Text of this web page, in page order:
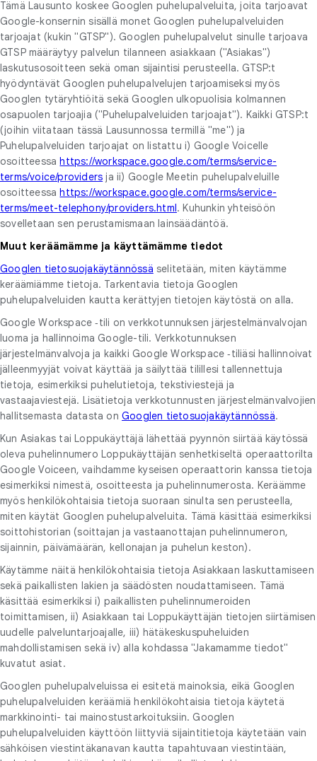
Tämä Lausunto koskee Googlen puhelupalveluita, joita tarjoavat
Google-konsernin sisällä monet Googlen puhelupalveluiden
tarjoajat (kukin "GTSP"). Googlen puhelupalvelut sinulle tarjoava
GTSP määräytyy palvelun tilanneen asiakkaan ("Asiakas")
laskutusosoitteen sekä oman sijaintisi perusteella. GTSP:t
hyödyntävät Googlen puhelupalvelujen tarjoamiseksi myös
Googlen tytäryhtiöitä sekä Googlen ulkopuolisia kolmannen
osapuolen tarjoajia ("Puhelupalveluiden tarjoajat"). Kaikki GTSP:t
(joihin viitataan tässä Lausunnossa termillä "me") ja
Puhelupalveluiden tarjoajat on listattu i) Google Voicelle
osoitteessahttps://workspace.google.com/terms/service-
terms/voice/providers ja ii) Google Meetin puhelupalveluille
osoitteessahttps://workspace.google.com/terms/service-
terms/meet-telephony/providers.html. Kuhunkin yhteisöön
sovelletaan sen perustamismaan lainsäädäntöä.
Muut keräämämme ja käyttämämme tiedot
Googlen tietosuojakäytännössä selitetään, miten käytämme
keräämiämme tietoja. Tarkentavia tietoja Googlen
puhelupalveluiden kautta kerättyjen tietojen käytöstä on alla.
Google Workspace ‑tili on verkkotunnuksen järjestelmänvalvojan
luoma ja hallinnoima Google-tili. Verkkotunnuksen
järjestelmänvalvoja ja kaikki Google Workspace ‑tiliäsi hallinnoivat
jälleenmyyjät voivat käyttää ja säilyttää tilillesi tallennettuja
tietoja, esimerkiksi puhelutietoja, tekstiviestejä ja
vastaajaviestejä. Lisätietoja verkkotunnusten järjestelmänvalvojien
hallitsemasta datasta on Googlen tietosuojakäytännössä.
Kun Asiakas tai Loppukäyttäjä lähettää pyynnön siirtää käytössä
oleva puhelinnumero Loppukäyttäjän senhetkiseltä operaattorilta
Google Voiceen, vaihdamme kyseisen operaattorin kanssa tietoja
esimerkiksi nimestä, osoitteesta ja puhelinnumerosta. Keräämme
myös henkilökohtaisia tietoja suoraan sinulta sen perusteella,
miten käytät Googlen puhelupalveluita. Tämä käsittää esimerkiksi
soittohistorian (soittajan ja vastaanottajan puhelinnumeron,
sijainnin, päivämäärän, kellonajan ja puhelun keston).
Käytämme näitä henkilökohtaisia tietoja Asiakkaan laskuttamiseen
sekä paikallisten lakien ja säädösten noudattamiseen. Tämä
käsittää esimerkiksi i) paikallisten puhelinnumeroiden
toimittamisen, ii) Asiakkaan tai Loppukäyttäjän tietojen siirtämisen
uudelle palveluntarjoajalle, iii) hätäkeskuspuheluiden
mahdollistamisen sekä iv) alla kohdassa "Jakamamme tiedot"
kuvatut asiat.
Googlen puhelupalveluissa ei esitetä mainoksia, eikä Googlen
puhelupalveluiden keräämiä henkilökohtaisia tietoja käytetä
markkinointi- tai mainostustarkoituksiin. Googlen
puhelupalveluiden käyttöön liittyviä sijaintitietoja käytetään vain
sähköisen viestintäkanavan kautta tapahtuvaan viestintään,